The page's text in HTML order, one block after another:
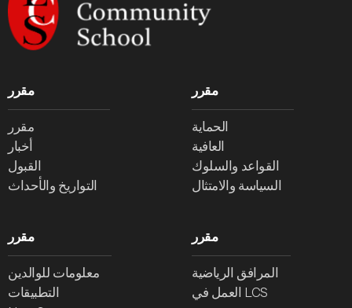
مقرر
مقرر
أخبار
القبول
التواريخ والأحداث
مقرر
الحماية
العافية
القواعد والسلوك
السياسة والامتثال
مقرر
معلومات للوالدين
التطبيقات
مقرر
المرافق الرياضية
العمل في LCS